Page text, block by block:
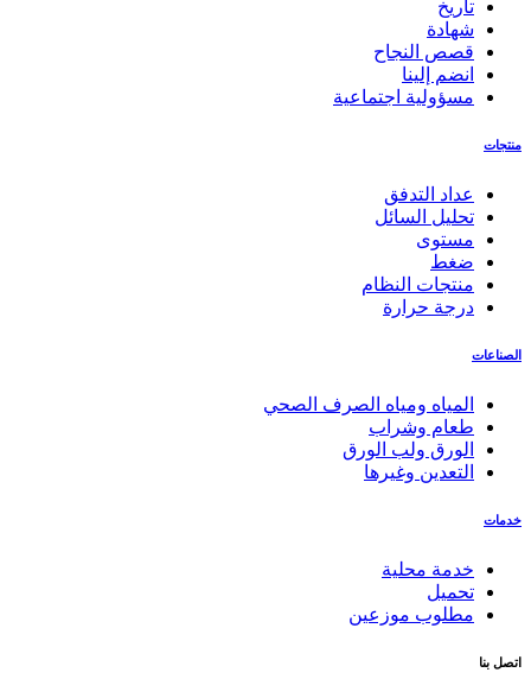
تاريخ
شهادة
قصص النجاح
انضم إلينا
مسؤولية اجتماعية
منتجات
عداد التدفق
تحليل السائل
مستوى
ضغط
منتجات النظام
درجة حرارة
الصناعات
المياه ومياه الصرف الصحي
طعام وشراب
الورق ولب الورق
التعدين وغيرها
خدمات
خدمة محلية
تحميل
مطلوب موزعين
اتصل بنا